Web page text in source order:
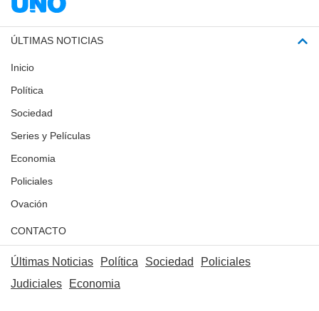
ÚLTIMAS NOTICIAS
Inicio
Política
Sociedad
Series y Películas
Economia
Policiales
Ovación
CONTACTO
Últimas Noticias Política Sociedad
Policiales
Judiciales
Economia